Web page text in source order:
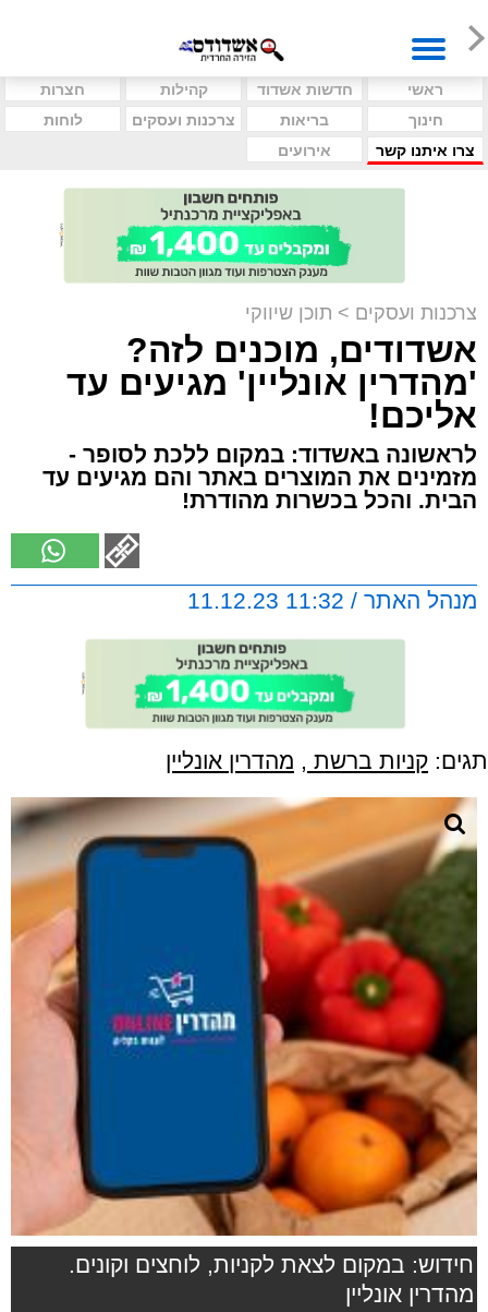
ראשי חדשות אשדוד קהילות
חצרות
חינוך
בריאות צרכנות ועסקים
לוחות
צרו איתנו קשר
אירועים
צרכנות ועסקים > תוכן שיווקי
אשדודים, מוכנים לזה?
'מהדרין אונליין' מגיעים עד
אליכם!
לראשונה באשדוד: במקום ללכת לסופר -
מזמינים את המוצרים באתר והם מגיעים עד
הבית. והכל בכשרות מהודרת!
מנהל האתר / 11:32 11.12.23
תגים: קניות ברשת , מהדרין אונליין
חידוש: במקום לצאת לקניות, לוחצים וקונים.
מהדרין אונליין